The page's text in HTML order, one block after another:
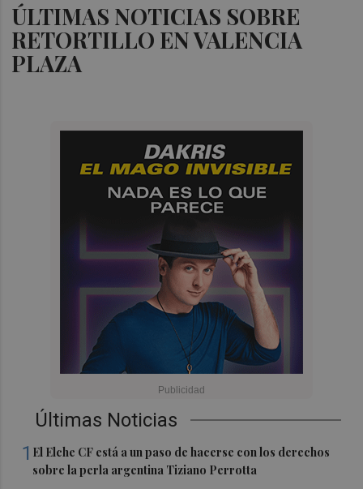
ÚLTIMAS NOTICIAS SOBRE
RETORTILLO EN VALENCIA
PLAZA
Últimas Noticias
1 El Elche CF está a un paso de hacerse con los derechos
sobre la perla argentina Tiziano Perrotta